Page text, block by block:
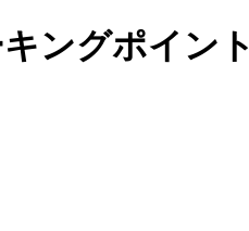
ングポイント